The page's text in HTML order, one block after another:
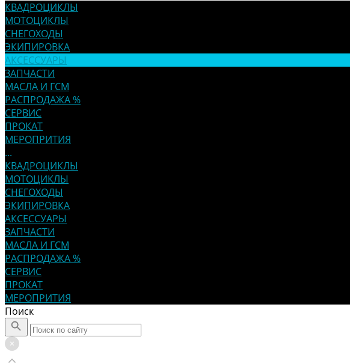
КВАДРОЦИКЛЫ
МОТОЦИКЛЫ
СНЕГОХОДЫ
ЭКИПИРОВКА
АКСЕССУАРЫ
ЗАПЧАСТИ
МАСЛА И ГСМ
РАСПРОДАЖА %
СЕРВИС
ПРОКАТ
МЕРОПРИТИЯ
...
КВАДРОЦИКЛЫ
МОТОЦИКЛЫ
СНЕГОХОДЫ
ЭКИПИРОВКА
АКСЕССУАРЫ
ЗАПЧАСТИ
МАСЛА И ГСМ
РАСПРОДАЖА %
СЕРВИС
ПРОКАТ
МЕРОПРИТИЯ
Поиск